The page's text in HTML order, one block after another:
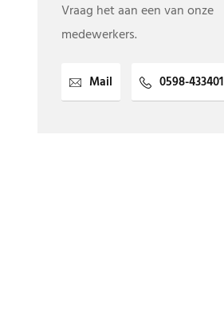
Vraag het aan een van onze
medewerkers.
Mail 0598-433401